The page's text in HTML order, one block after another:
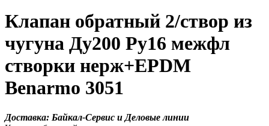
Клапан обратный 2/створ из
чугуна Ду200 Ру16 межфл
створки нерж+EPDM
Benarmo 3051
Доставка: Байкал-Сервис и Деловые линии